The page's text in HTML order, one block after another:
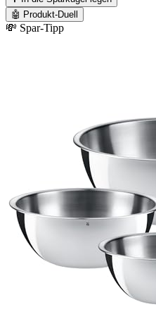
🤖 Produkt-Duell
💸 Spar-Tipp